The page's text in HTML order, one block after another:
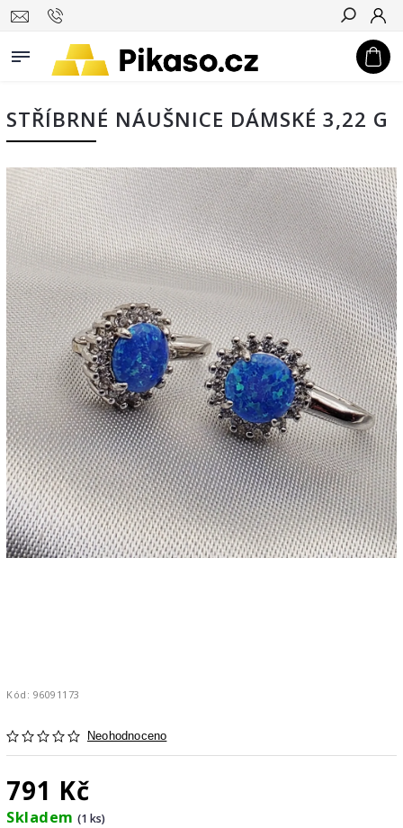
Hledat
STŘÍBRNÉ NÁUŠNICE DÁMSKÉ 3,22 G
Kód: 96091173
Neohodnoceno
791 Kč
Skladem (1 ks)